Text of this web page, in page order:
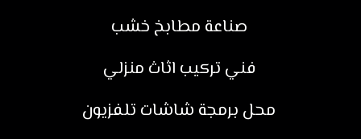
صناعة مطابخ خشب
فني تركيب اثاث منزلي
محل برمجة شاشات تلفزيون